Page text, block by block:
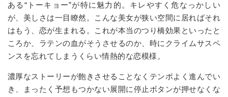
ある“トーキョー”が特に魅力的。キレやすく危なっかしい
が、美しさは一目瞭然。こんな美女が狭い空間に居ればそれ
はもう、恋が生まれる。これが本当のつり橋効果といったと
ころか、ラテンの血がそうさせるのか、時にクライムサスペ
ンスを忘れてしまうくらい情熱的な恋模様。
濃厚なストーリーが飽きさせることなくテンポよく進んでい
き、まったく予想もつかない展開に停止ボタンが押せなくな